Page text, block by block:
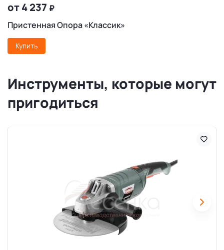
от 4 237 ₽
Пристенная Опора «Классик»
Купить
Инструменты, которые могут
пригодиться